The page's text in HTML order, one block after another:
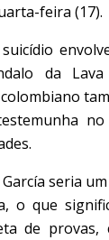
feira (17).
da
seria
o que
de provas,